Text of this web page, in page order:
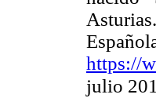
https://
julio